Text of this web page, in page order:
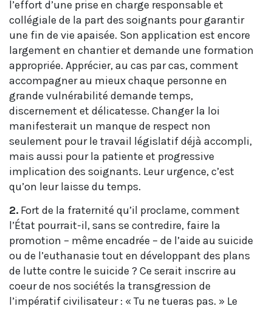
l’effort d’une prise en charge responsable et
collégiale de la part des soignants pour garantir
une fin de vie apaisée. Son application est encore
largement en chantier et demande une formation
appropriée. Apprécier, au cas par cas, comment
accompagner au mieux chaque personne en
grande vulnérabilité demande temps,
discernement et délicatesse. Changer la loi
manifesterait un manque de respect non
seulement pour le travail législatif déjà accompli,
mais aussi pour la patiente et progressive
implication des soignants. Leur urgence, c’est
qu’on leur laisse du temps.
2. Fort de la fraternité qu’il proclame, comment
l’État pourrait-il, sans se contredire, faire la
promotion – même encadrée – de l’aide au suicide
ou de l’euthanasie tout en développant des plans
de lutte contre le suicide ? Ce serait inscrire au
coeur de nos sociétés la transgression de
l’impératif civilisateur : « Tu ne tueras pas. » Le